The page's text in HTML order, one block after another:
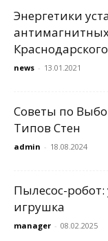
Энергетики
news - 13.01.2021
Советы по
Типов Стен
admin - 18.08.2024
Пылесос-
игрушка
manager - 08.02.2025